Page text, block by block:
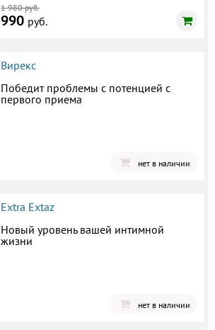
1 980 руб.
990 руб.
Вирекс
Победит проблемы с потенцией с
первого приема
нет в наличии
Extra Extaz
Новый уровень вашей интимной
жизни
нет в наличии